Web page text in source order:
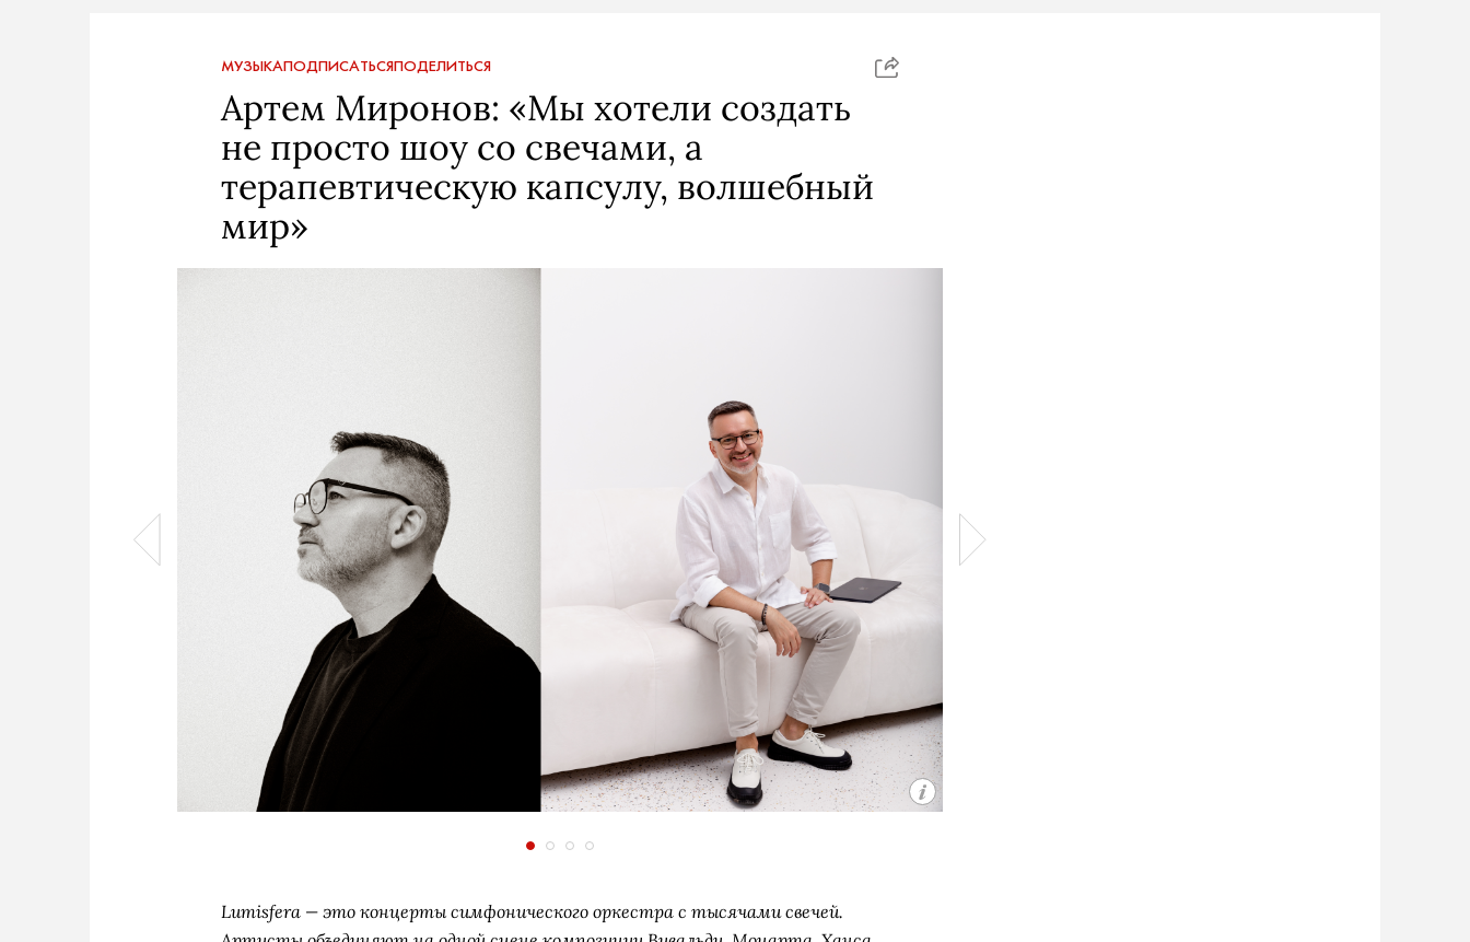
МУЗЫКАПОДПИСАТЬСЯПОДЕЛИТЬСЯ
Артем Миронов: «Мы хотели создать
не просто шоу со свечами, а
терапевтическую капсулу, волшебный
мир»
Lumisfera — это концерты симфонического оркестра с тысячами свечей.